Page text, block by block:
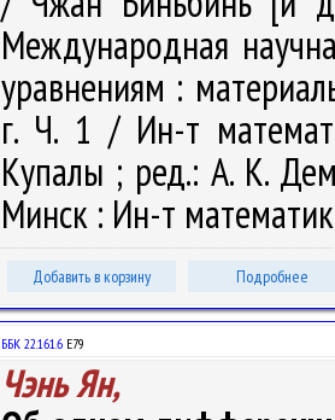
Международная
уравнениям :
г. Ч. 1 / Ин-т
Купалы ; ред.: А. К.
Минск : Ин-т
Добавить в корзину Подробнее
ББК 22.161.6 Е79
Чэнь Ян,